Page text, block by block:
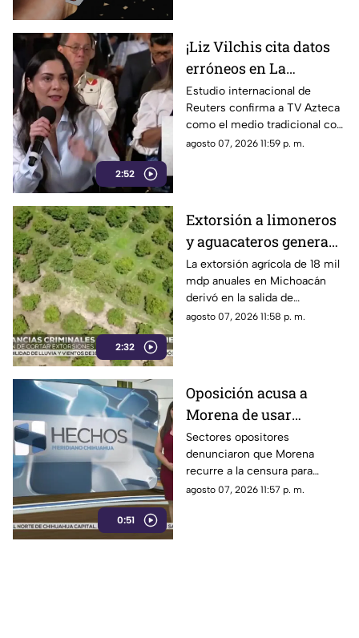
2:52
¡Liz Vilchis cita datos
erróneos en La
Mañanera: Estudio de
Reuters confirma
liderazgo de TV Azteca
en alcance y
Estudio internacional de
Reuters confirma a TV Azteca
como el medio tradicional con
mayor alcance y credibilidad
agosto 07, 2026 11:59 p. m.
2:32
Extorsión a limoneros
y aguacateros genera
pérdidas de 18 mil mdp
en Michoacán
La extorsión agrícola de 18 mil
mdp anuales en Michoacán
derivó en la salida de
inspectores de EE. UU.,
agosto 07, 2026 11:58 p. m.
0:51
Oposición acusa a
Morena de usar
censura para ocultar
seńalamientos de
narcopolítica
Sectores opositores
denunciaron que Morena
recurre a la censura para
imponer su versión oficial y
agosto 07, 2026 11:57 p. m.